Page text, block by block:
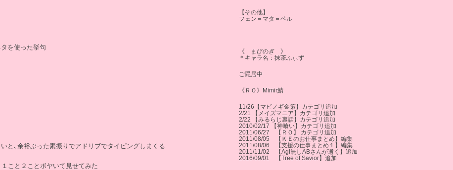
を使った挙句
と､余裕ぶった素振りでアドリブでタイピングしまくる
こと２ことボヤいて見せてみた
【その他】
フェン＝マタ＝ペル
《 まびのぎ 》
＊キャラ名：抹茶ふぃず
ご隠居中
《ＲＯ》Mimir鯖
11/26【マビノギ金策】カテゴリ追加
2/21 【メイズマニア】カテゴリ追加
2/22 【みるらじ裏話】カテゴリ追加
2010/02/17 【神喰い】カテゴリ追加
2011/06/27 【ＲＯ】 カテゴリ追加
2011/08/05 【ＫＥのお仕事まとめ】編集
2011/08/06 【支援の仕事まとめ１】編集
2011/11/02 【Agi無しABさんが逝く】追加
2016/09/01 【Tree of Savior】追加